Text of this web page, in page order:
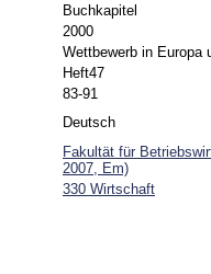
Buchkapitel
2000
Wettbewerb in Europa
Heft47
83-91
Deutsch
Fakultät für
2007, Em)
330 Wirtschaft